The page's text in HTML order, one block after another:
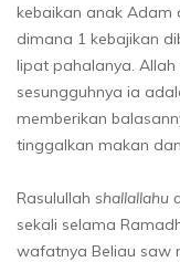
kebaikan anak Adam
dimana 1 kebajikan
lipat pahalanya. Allah
sesungguhnya ia
memberikan
tinggalkan makan
Rasulullah shallallahu
sekali selama
wafatnya Beliau saw